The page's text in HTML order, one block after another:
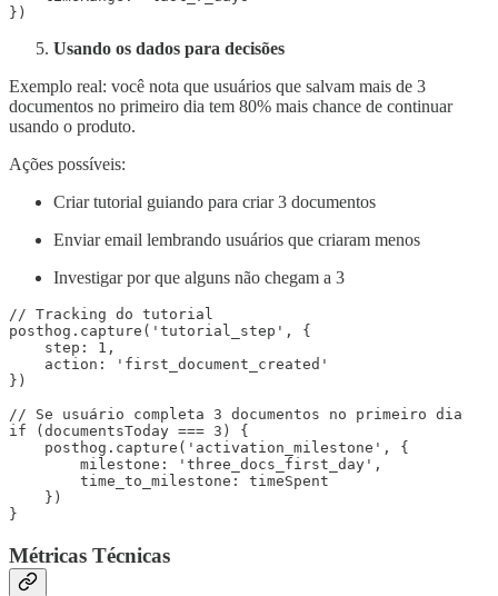
Usando os dados para decisões
Exemplo real: você nota que usuários que salvam mais de 3
documentos no primeiro dia tem 80% mais chance de continuar
usando o produto.
Ações possíveis:
Criar tutorial guiando para criar 3 documentos
Enviar email lembrando usuários que criaram menos
Investigar por que alguns não chegam a 3
// Tracking do tutorial
posthog.capture('tutorial_step', {
    step: 1,
    action: 'first_document_created'
})
// Se usuário completa 3 documentos no primeiro dia
if (documentsToday === 3) {
    posthog.capture('activation_milestone', {
        milestone: 'three_docs_first_day',
        time_to_milestone: timeSpent
    })
Métricas Técnicas